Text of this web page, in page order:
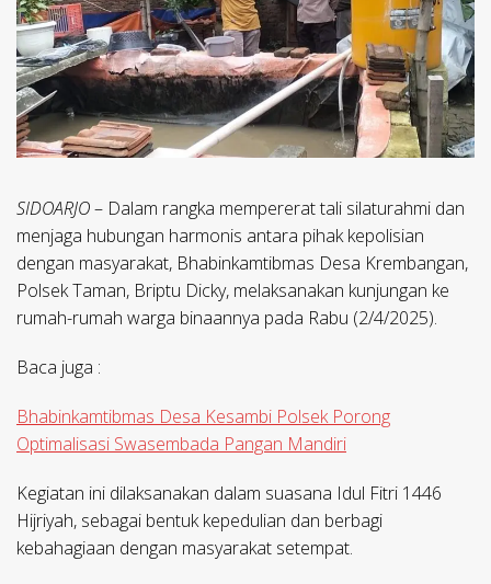
SIDOARJO– Dalam rangka mempererat tali silaturahmi dan
menjaga hubungan harmonis antara pihak kepolisian
dengan masyarakat, Bhabinkamtibmas Desa Krembangan,
Polsek Taman, Briptu Dicky, melaksanakan kunjungan ke
rumah-rumah warga binaannya pada Rabu (2/4/2025).
Baca juga :
Bhabinkamtibmas Desa Kesambi Polsek Porong
Optimalisasi Swasembada Pangan Mandiri
Kegiatan ini dilaksanakan dalam suasana Idul Fitri 1446
Hijriyah, sebagai bentuk kepedulian dan berbagi
kebahagiaan dengan masyarakat setempat.